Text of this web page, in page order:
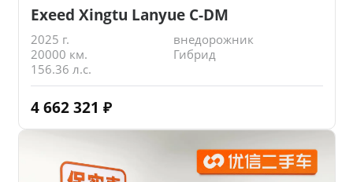
Exeed Xingtu Lanyue C-DM
2025 г.
внедорожник
20000 км.
Гибрид
156.36 л.с.
4 662 321 ₽